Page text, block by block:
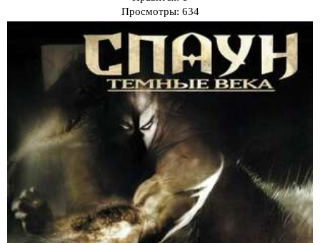
Просмотры: 634